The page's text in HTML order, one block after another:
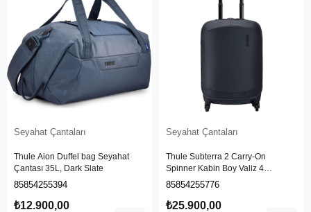
Seyahat Çantaları
Thule Aion Duffel bag Seyahat
Çantası 35L, Dark Slate
85854255394
₺12.900,00
Seyahat Çantaları
Thule Subterra 2 Carry-On
Spinner Kabin Boy Valiz 4
Tekerlekli 55cm, Koyu Gri
85854255776
₺25.900,00